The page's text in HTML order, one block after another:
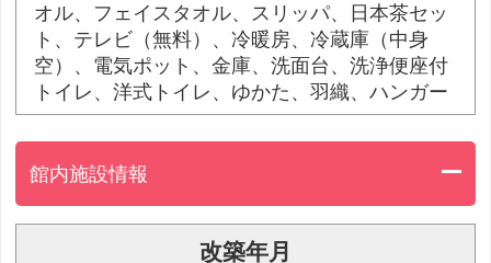
オル、フェイスタオル、スリッパ、日本茶セッ
ト、テレビ（無料）、冷暖房、冷蔵庫（中身
空）、電気ポット、金庫、洗面台、洗浄便座付
トイレ、洋式トイレ、ゆかた、羽織、ハンガー
館内施設情報
改築年月